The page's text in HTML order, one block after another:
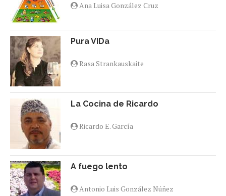
Ana Luisa González Cruz
Pura VIDa
Rasa Strankauskaite
La Cocina de Ricardo
Ricardo E. García
A fuego lento
Antonio Luis González Núñez